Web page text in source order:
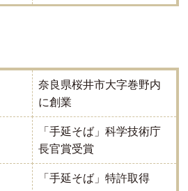
奈良県桜井市大字巻野内
に創業
「手延そば」科学技術庁
長官賞受賞
「手延そば」特許取得